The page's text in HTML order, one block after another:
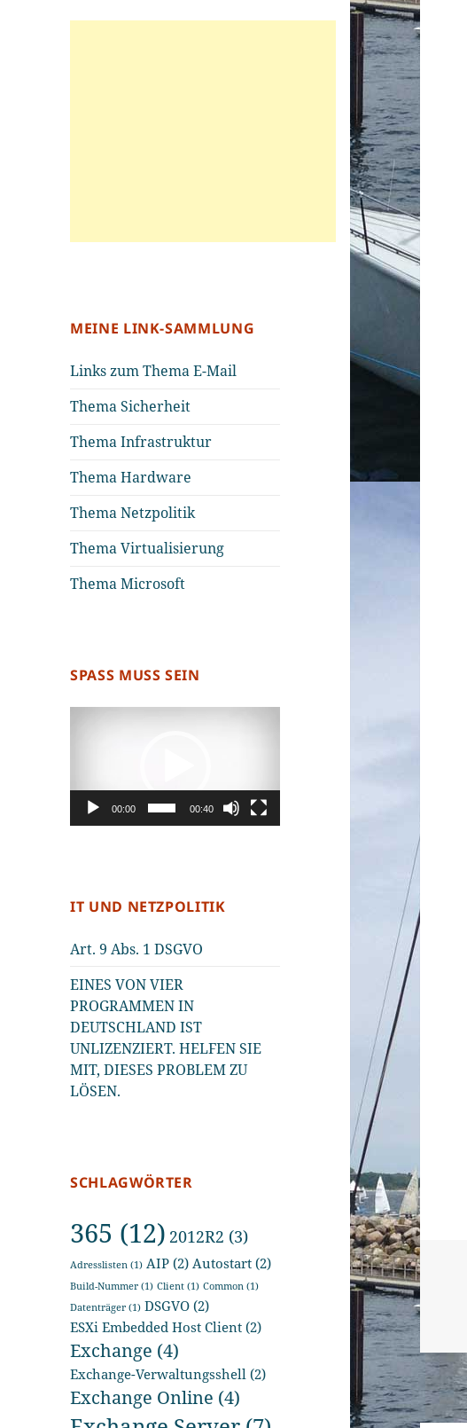
MEINE LINK-SAMMLUNG
Links zum Thema E-Mail
Thema Sicherheit
Thema Infrastruktur
Thema Hardware
Thema Netzpolitik
Thema Virtualisierung
Thema Microsoft
SPASS MUSS SEIN
00:00 00:40
IT UND NETZPOLITIK
Art. 9 Abs. 1 DSGVO
EINES VON VIER
PROGRAMMEN IN
DEUTSCHLAND IST
UNLIZENZIERT. HELFEN SIE
MIT, DIESES PROBLEM ZU
LÖSEN.
SCHLAGWÖRTER
365 (12) 2012R2 (3)
Adresslisten (1) AIP (2) Autostart (2)
Build-Nummer (1) Client (1) Common (1)
Datenträger (1) DSGVO (2)
ESXi Embedded Host Client (2)
Exchange (4)
Exchange-Verwaltungsshell (2)
Exchange Online (4)